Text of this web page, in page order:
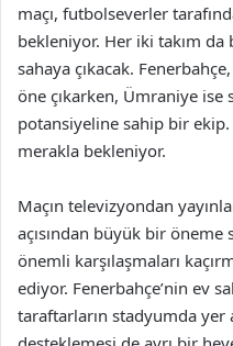
maçı, futbolseverler
bekleniyor. Her iki takım
sahaya çıkacak.
öne çıkarken, Ümraniye
potansiyeline sahip bir
merakla bekleniyor.
Maçın televizyondan
açısından büyük bir
önemli karşılaşmaları
ediyor. Fenerbahçe’nin ev
taraftarların stadyumda yer